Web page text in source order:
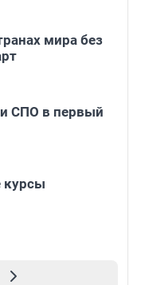
мира без
СПО в первый
курсы